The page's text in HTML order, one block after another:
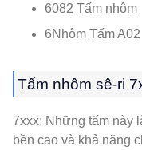
6082 Tấm nhôm
6Nhôm Tấm A02
Tấm nhôm sê-ri
7xxx: Những tấm này
bền cao và khả năng